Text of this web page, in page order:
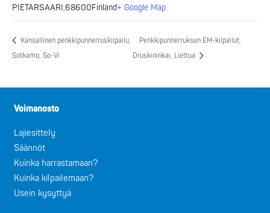
PIETARSAARI,68600Finland+ Google Map
Kansallinen penkkipunnerruskilpailu,
Sotkamo, So-Vi
Penkkipunnerruksen EM-kilpailut,
Druskininkai, Liettua
Voimanosto
Lajiesittely
Säännöt
Kuinka harrastamaan?
Kuinka kilpailemaan?
Usein kysyttyä